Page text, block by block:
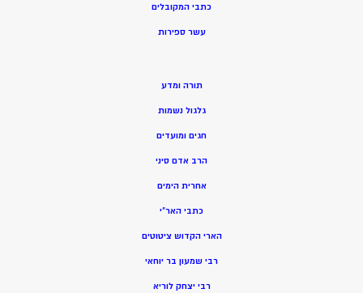
כתבי המקובלים
עשר ספירות
תורה ומדע
גלגול נשמות
חגים ומועדים
הרב אדם סיני
אחרית הימים
כתבי האר”י
הארי הקדוש ציטוטים
רבי שמעון בר יוחאי
רבי יצחק לוריא